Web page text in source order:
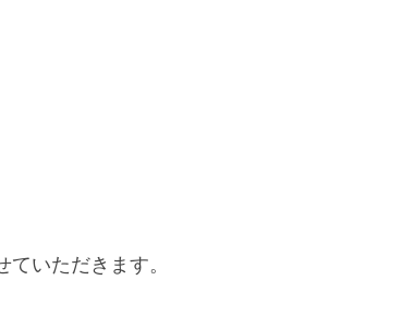
いただきます。